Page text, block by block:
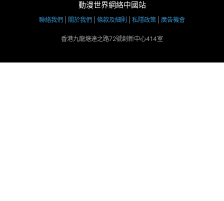
動漫世界網絡中國站
聯絡我們 關於我們 條款及細則 私隱政策 廣告機會
香港九龍塘達之路72號創新中心414室